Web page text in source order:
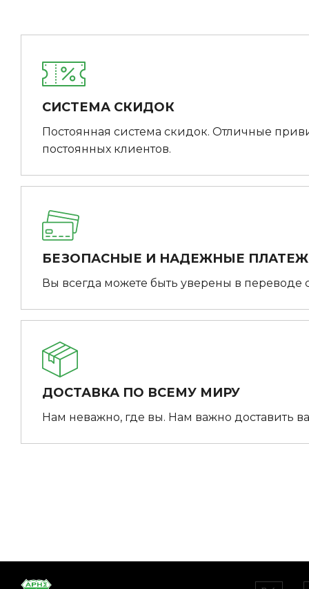
СИСТЕМА СКИДОК
Постоянная система скидок. Отличные
постоянных клиентов.
БЕЗОПАСНЫЕ И НАДЕЖНЫЕ
Вы всегда можете быть уверены в переводе
ДОСТАВКА ПО ВСЕМУ МИРУ
Нам неважно, где вы. Нам важно доставить